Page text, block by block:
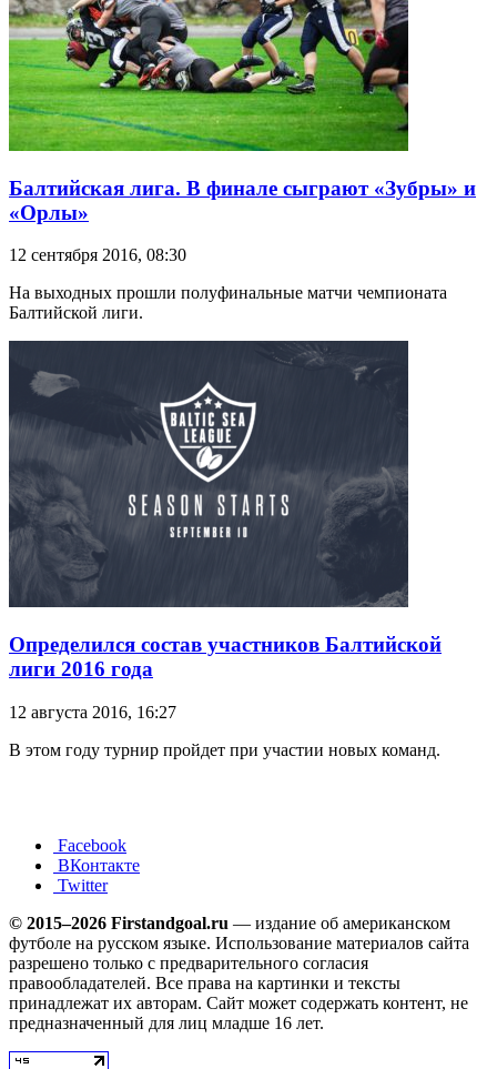
Балтийская лига. В финале сыграют «Зубры» и
«Орлы»
12 сентября 2016, 08:30
На выходных прошли полуфинальные матчи чемпионата
Балтийской лиги.
Определился состав участников Балтийской
лиги 2016 года
12 августа 2016, 16:27
В этом году турнир пройдет при участии новых команд.
Facebook
ВКонтакте
Twitter
© 2015–2026 Firstandgoal.ru — издание об американском
футболе на русском языке. Использование материалов cайта
разрешено только с предварительного согласия
правообладателей. Все права на картинки и тексты
принадлежат их авторам. Сайт может содержать контент, не
предназначенный для лиц младше 16 лет.